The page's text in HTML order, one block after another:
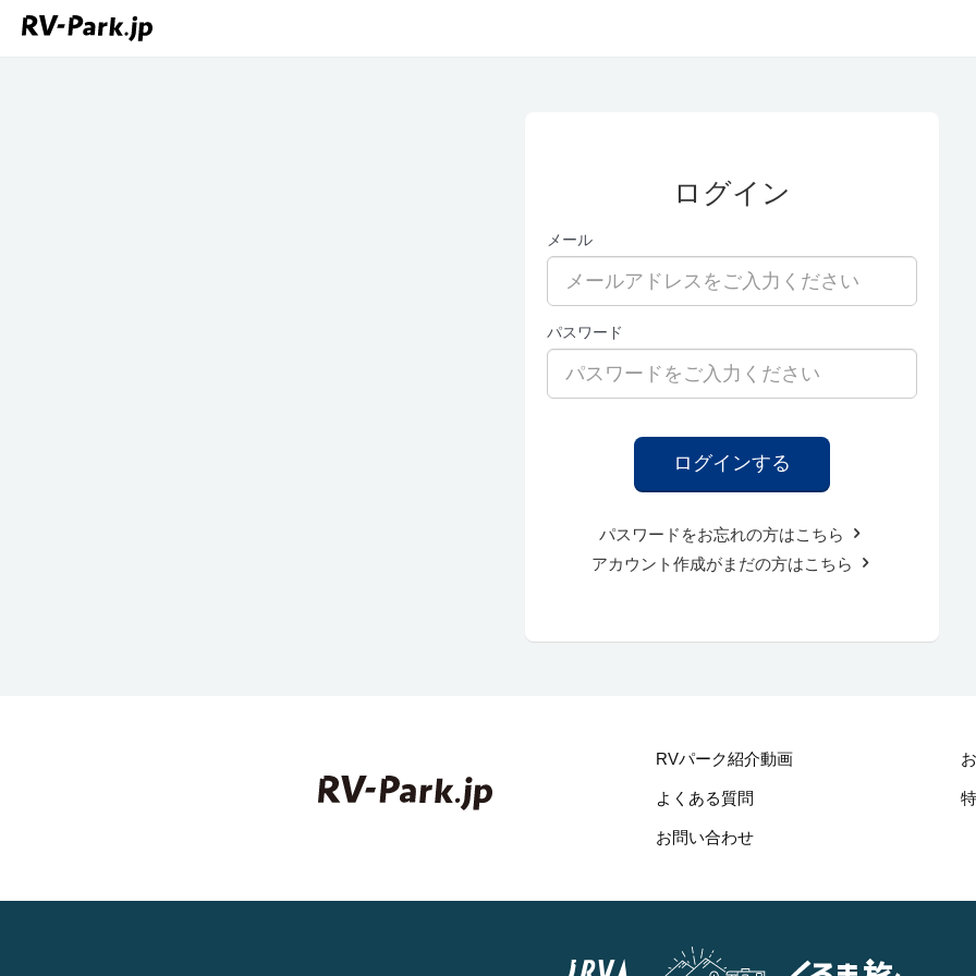
ログイン
メール
パスワード
パスワードをお忘れの方はこちら
アカウント作成がまだの方はこちら
RVパーク紹介動画
よくある質問
お問い合わせ